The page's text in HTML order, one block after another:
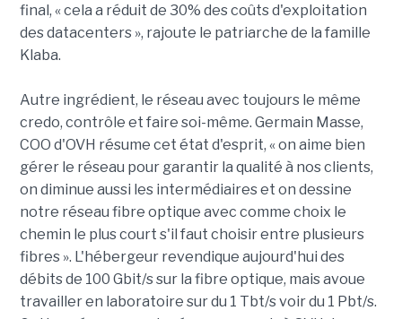
final, « cela a réduit de 30% des coûts d'exploitation
des datacenters », rajoute le patriarche de la famille
Klaba.
Autre ingrédient, le réseau avec toujours le même
credo, contrôle et faire soi-même. Germain Masse,
COO d'OVH résume cet état d'esprit, « on aime bien
gérer le réseau pour garantir la qualité à nos clients,
on diminue aussi les intermédiaires et on dessine
notre réseau fibre optique avec comme choix le
chemin le plus court s'il faut choisir entre plusieurs
fibres ». L'hébergeur revendique aujourd'hui des
débits de 100 Gbit/s sur la fibre optique, mais avoue
travailler en laboratoire sur du 1 Tbt/s voir du 1 Pbt/s.